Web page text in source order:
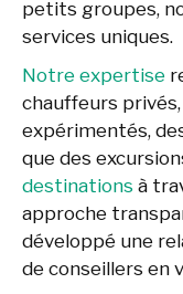
petits groupes,
services uniques.
Notre expertise
chauffeurs
expérimentés,
que des
destinations à
approche
développé une
de conseillers en